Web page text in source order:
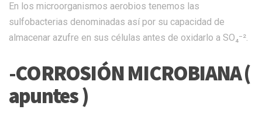
En los microorganismos aerobios tenemos las
sulfobacterias denominadas así por su capacidad de
almacenar azufre en sus células antes de oxidarlo a SO₄⁻².
-CORROSIÓN MICROBIANA (
apuntes )